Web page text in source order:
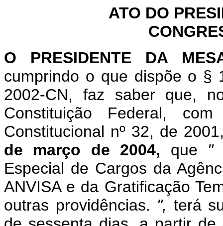
ATO DO
O PRESIDENTE DA
cumprindo o que dispõe o §
2002-CN, faz saber que,
Constituição Federal,
Constitucional nº 32, de
de março de 2004, que "
Especial de Cargos da
ANVISA e da Gratificação
outras providências. ", terá